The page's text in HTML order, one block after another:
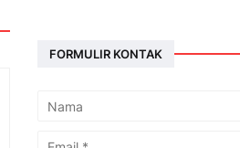
FORMULIR KONTAK